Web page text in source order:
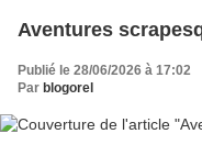
Aventures
Publié le 28/06/2026 à 17:02
Par blogorel